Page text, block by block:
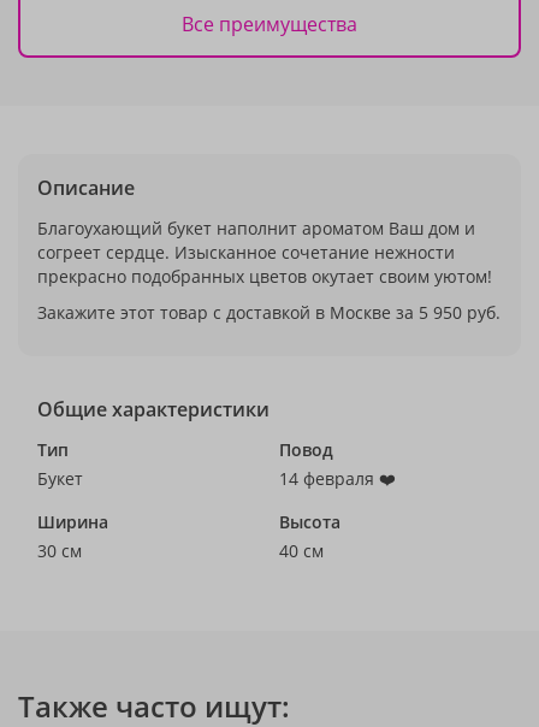
Все преимущества
Описание
Благоухающий букет наполнит ароматом Ваш дом и
согреет сердце. Изысканное сочетание нежности
прекрасно подобранных цветов окутает своим уютом!
Закажите этот товар с доставкой в Москве за 5 950 руб.
Общие характеристики
Тип
Букет
Повод
14 февраля ❤️
Ширина
30 см
Высота
40 см
Также часто ищут: